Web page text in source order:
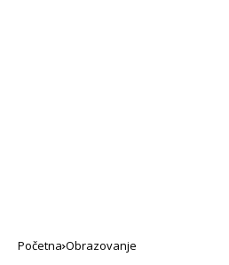
Početna Obrazovanje